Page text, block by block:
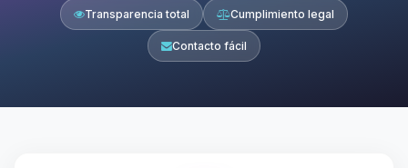
Transparencia total Cumplimiento legal
Contacto fácil